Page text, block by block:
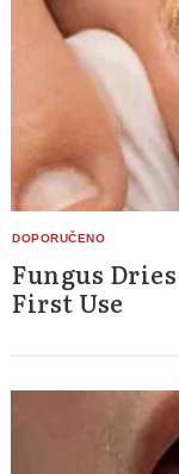
Fungus
First Use